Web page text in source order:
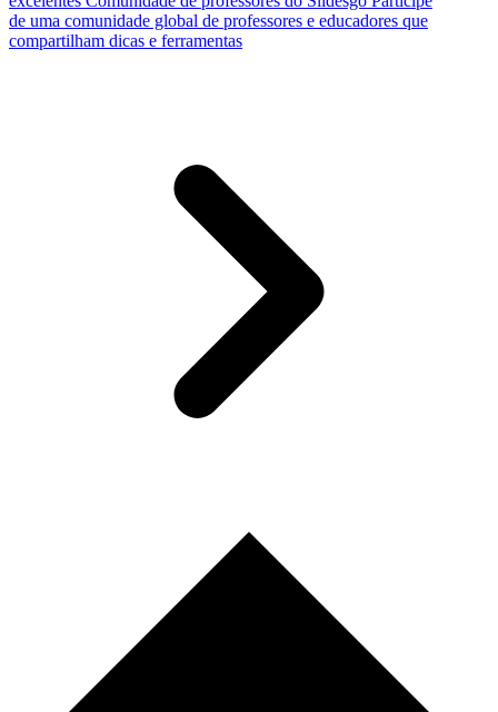
de uma comunidade global de professores e educadores que
compartilham dicas e ferramentas